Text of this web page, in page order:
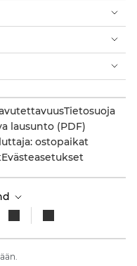
Tietosuoja
lausunto (PDF)
ostopaikat
Evästeasetukset